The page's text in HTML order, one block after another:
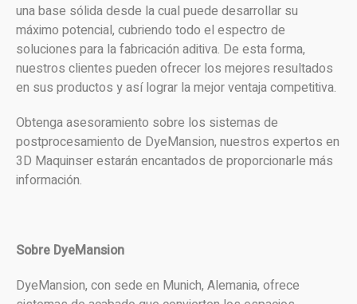
una base sólida desde la cual puede desarrollar su
máximo potencial, cubriendo todo el espectro de
soluciones para la fabricación aditiva. De esta forma,
nuestros clientes pueden ofrecer los mejores resultados
en sus productos y así lograr la mejor ventaja competitiva.
Obtenga asesoramiento sobre los sistemas de
postprocesamiento de DyeMansion, nuestros expertos en
3D Maquinser estarán encantados de proporcionarle más
información.
Sobre DyeMansion
DyeMansion, con sede en Munich, Alemania, ofrece